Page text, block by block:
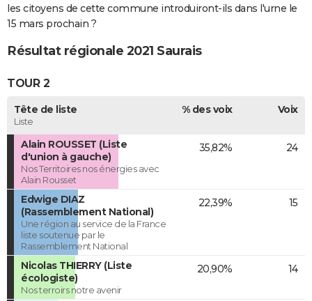
les citoyens de cette commune introduiront-ils dans l'urne le
15 mars prochain ?
Résultat régionale 2021 Saurais
TOUR 2
Tête de liste
Liste
% des voix Voix
Alain ROUSSET (Liste
d'union à gauche)
Nos Territoires nos énergies avec
Alain Rousset
35,82% 24
Edwige DIAZ
(Rassemblement National)
Une région au service de la France
liste soutenue par le
Rassemblement National
22,39% 15
Nicolas THIERRY (Liste
écologiste)
Nos terroirs notre avenir
20,90% 14